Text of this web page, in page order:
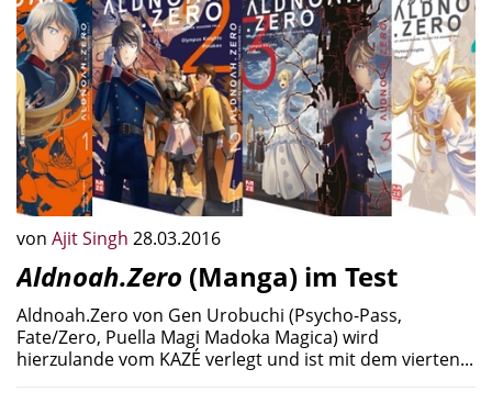
von Ajit Singh 28.03.2016
Aldnoah.Zero (Manga) im Test
Aldnoah.Zero von Gen Urobuchi (Psycho-Pass,
Fate/Zero, Puella Magi Madoka Magica) wird
hierzulande vom KAZÉ verlegt und ist mit dem vierten...